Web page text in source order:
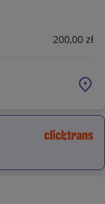
200,00 zł